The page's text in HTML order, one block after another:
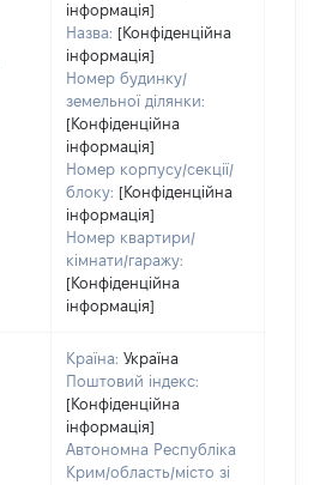
інформація]
Назва: [Конфіденційна
інформація]
Номер будинку/
земельної ділянки:
[Конфіденційна
інформація]
Номер корпусу/секції/
блоку: [Конфіденційна
інформація]
Номер квартири/
кімнати/гаражу:
[Конфіденційна
інформація]
Країна: Україна
Поштовий індекс:
[Конфіденційна
інформація]
Автономна Республіка
Крим/область/місто зі